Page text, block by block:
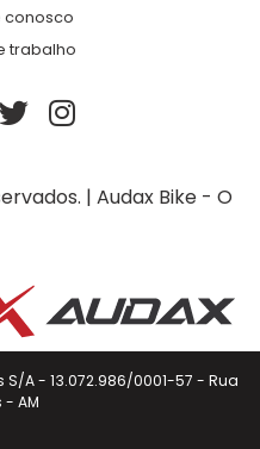
conosco
trabalho
| Audax Bike - O
A - 13.072.986/0001-57 - Rua
AM